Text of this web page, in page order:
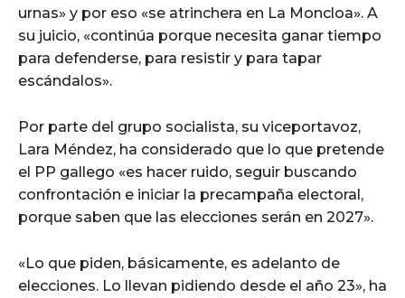
urnas» y por eso «se atrinchera en La Moncloa». A
su juicio, «continúa porque necesita ganar tiempo
para defenderse, para resistir y para tapar
escándalos».
Por parte del grupo socialista, su viceportavoz,
Lara Méndez, ha considerado que lo que pretende
el PP gallego «es hacer ruido, seguir buscando
confrontación e iniciar la precampaña electoral,
porque saben que las elecciones serán en 2027».
«Lo que piden, básicamente, es adelanto de
elecciones. Lo llevan pidiendo desde el año 23», ha